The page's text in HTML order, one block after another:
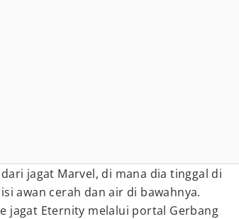
jagat Marvel, di mana dia tinggal di
awan cerah dan air di bawahnya.
jagat Eternity melalui portal Gerbang